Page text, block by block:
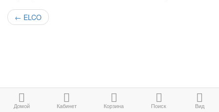
← ELCO
Домой Кабинет Корзина Поиск Вид